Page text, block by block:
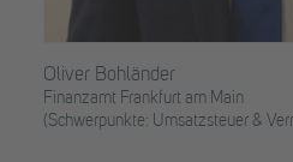
Oliver Bohländer
Finanzamt Frankfurt am Main
(Schwerpunkte: Umsatzsteuer &